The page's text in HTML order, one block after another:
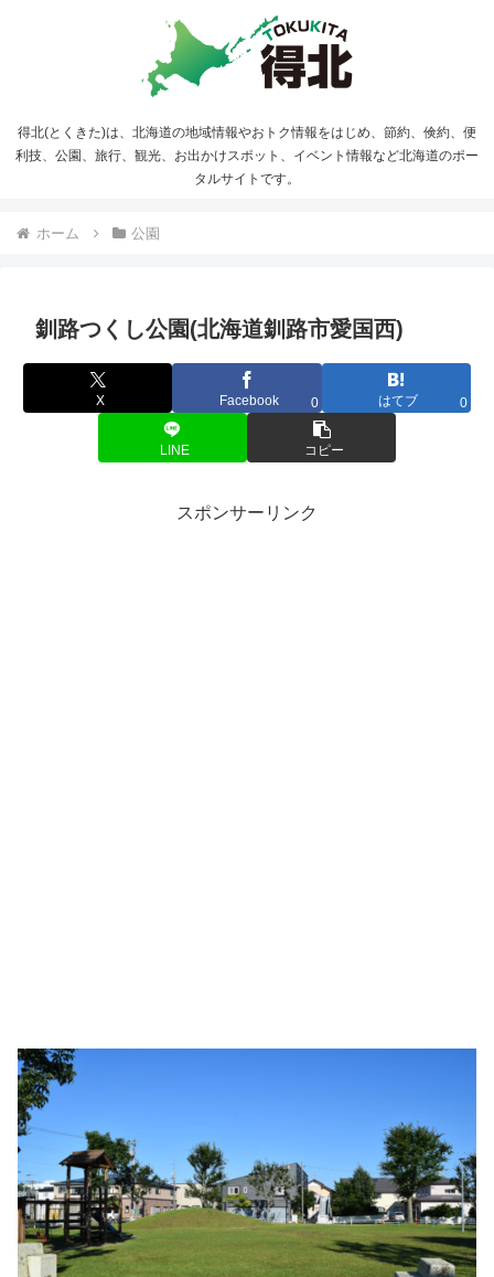
得北(とくきた)は、北海道の地域情報やおトク情報をはじめ、節約、倹約、便
利技、公園、旅行、観光、お出かけスポット、イベント情報など北海道のポー
タルサイトです。
ホーム 公園
釧路つくし公園(北海道釧路市愛国西)
X Facebook 0 はてブ 0
LINE コピー
スポンサーリンク